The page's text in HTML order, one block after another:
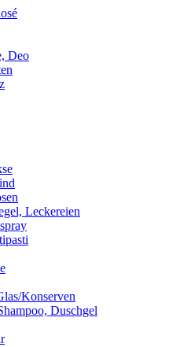
Deo
Leckereien
Konserven
Duschgel